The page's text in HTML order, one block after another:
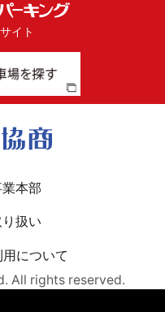
イト
本部
扱い
について
All rights reserved.